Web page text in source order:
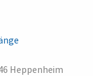
Heppenheim